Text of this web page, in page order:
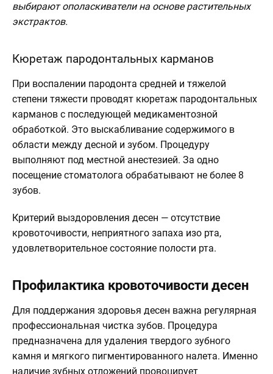
выбирают ополаскиватели на основе растительных
экстрактов.
Кюретаж пародонтальных карманов
При воспалении пародонта средней и тяжелой
степени тяжести проводят кюретаж пародонтальных
карманов с последующей медикаментозной
обработкой. Это выскабливание содержимого в
области между десной и зубом. Процедуру
выполняют под местной анестезией. За одно
посещение стоматолога обрабатывают не более 8
зубов.
Критерий выздоровления десен — отсутствие
кровоточивости, неприятного запаха изо рта,
удовлетворительное состояние полости рта.
Профилактика кровоточивости десен
Для поддержания здоровья десен важна регулярная
профессиональная чистка зубов. Процедура
предназначена для удаления твердого зубного
камня и мягкого пигментированного налета. Именно
наличие зубных отложений провоцирует